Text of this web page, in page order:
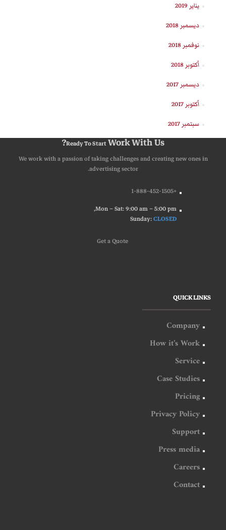
يناير 2019
ديسمبر 2018
نوفمبر 2018
أكتوبر 2018
ديسمبر 2017
أكتوبر 2017
سبتمبر 2017
Ready To StartWork With Us?
We work with a passion of taking challenges and creating new ones in
advertising sector.
+1-888-452-1505
Mon – Sat: 9:00 am – 5:00 pm,
Sunday:CLOSED
GetaQuote
QUICK LINKS
Company
How it’s Work
Service
Case Studies
Pricing
Privacy Policy
Support
Press media
Careers
Contact